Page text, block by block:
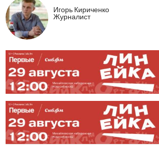
Игорь Кириченко
Журналист